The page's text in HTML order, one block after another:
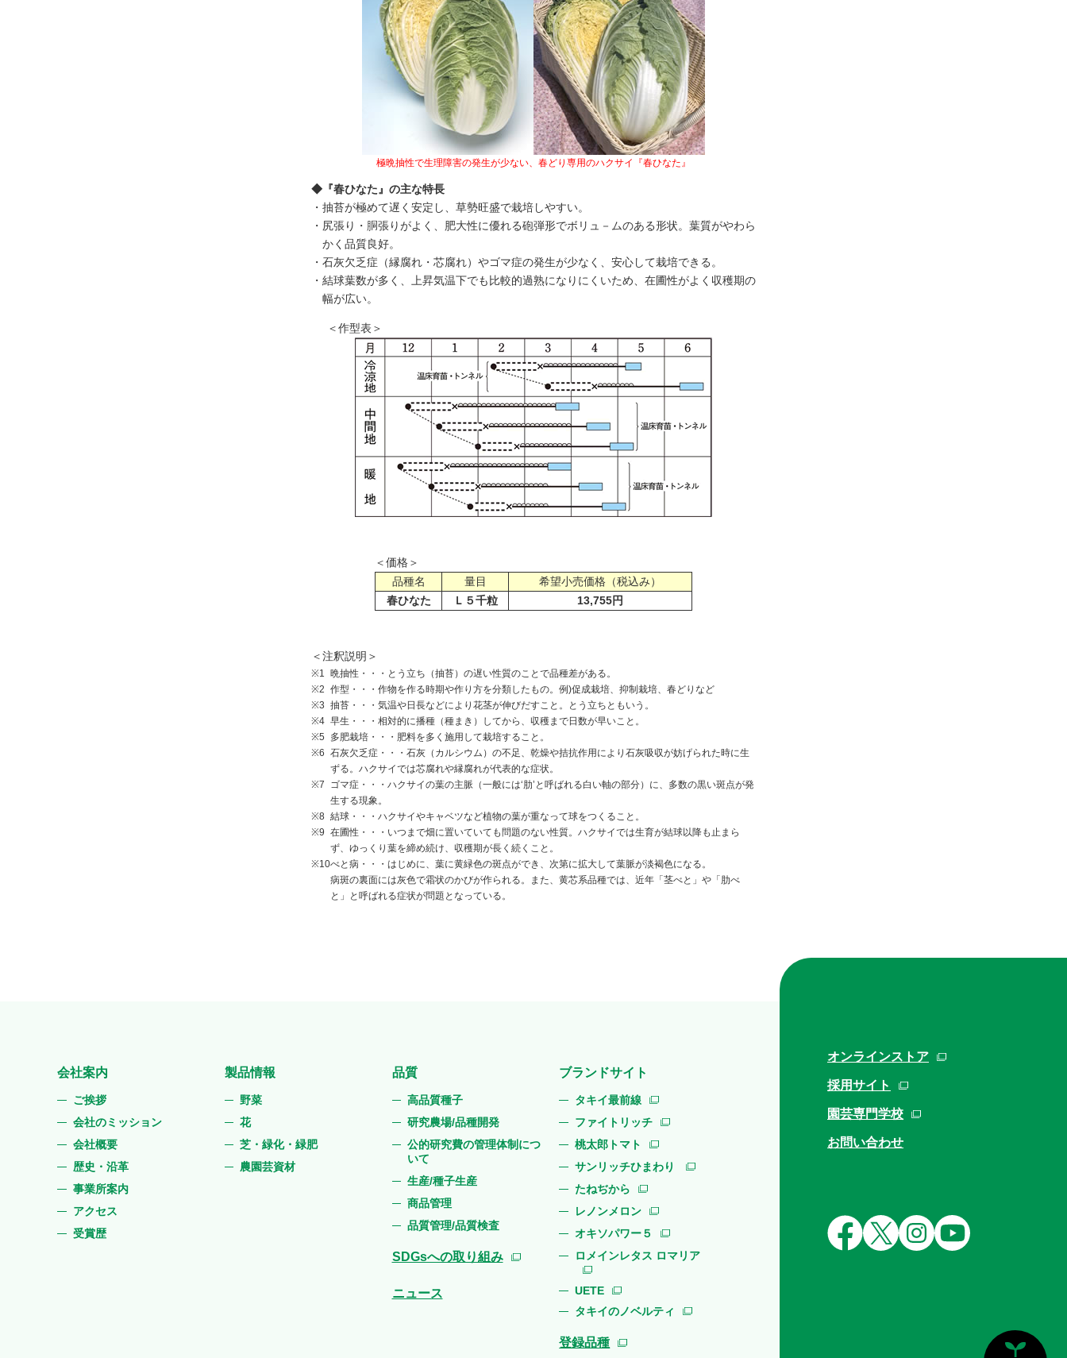
極晩抽性で生理障害の発生が少ない、春どり専用のハクサイ『春ひなた』
◆『春ひなた』の主な特長
・ 抽苔が極めて遅く安定し、草勢旺盛で栽培しやすい。
・ 尻張り・胴張りがよく、肥大性に優れる砲弾形でボリュ－ムのある形状。葉質がやわら
かく品質良好。
・ 石灰欠乏症（縁腐れ・芯腐れ）やゴマ症の発生が少なく、安心して栽培できる。
・ 結球葉数が多く、上昇気温下でも比較的過熟になりにくいため、在圃性がよく収穫期の
幅が広い。
＜作型表＞
＜価格＞
品種名
量目
希望小売価格（税込み）
春ひなた
Ｌ５千粒 13,755円
＜注釈説明＞
※1 晩抽性・・・とう立ち（抽苔）の遅い性質のことで品種差がある。
※2 作型・・・作物を作る時期や作り方を分類したもの。例)促成栽培、抑制栽培、春どりなど
※3 抽苔・・・気温や日長などにより花茎が伸びだすこと。とう立ちともいう。
※4 早生・・・相対的に播種（種まき）してから、収穫まで日数が早いこと。
※5
多肥栽培・・・肥料を多く施用して栽培すること。
※6 石灰欠乏症・・・石灰（カルシウム）の不足、乾燥や拮抗作用により石灰吸収が妨げられた時に生
ずる。ハクサイでは芯腐れや縁腐れが代表的な症状。
※7
ゴマ症・・・ハクサイの葉の主脈（一般には‘肋’と呼ばれる白い軸の部分）に、多数の黒い斑点が発
生する現象。
※8 結球・・・ハクサイやキャベツなど植物の葉が重なって球をつくること。
※9 在圃性・・・いつまで畑に置いていても問題のない性質。ハクサイでは生育が結球以降も止まら
ず、ゆっくり葉を締め続け、収穫期が長く続くこと。
※10べと病・・・はじめに、葉に黄緑色の斑点ができ、次第に拡大して葉脈が淡褐色になる。
病斑の裏面には灰色で霜状のかびが作られる。また、黄芯系品種では、近年「茎べと」や「肋べ
と」と呼ばれる症状が問題となっている。
会社案内
ご挨拶
会社のミッション
会社概要
歴史・沿革
事業所案内
アクセス
受賞歴
製品情報
野菜
花
芝・緑化・緑肥
農園芸資材
品質
高品質種子
研究農場/品種開発
公的研究費の管理体制につ
いて
生産/種子生産
商品管理
品質管理/品質検査
SDGsへの取り組み
ニュース
ブランドサイト
タキイ最前線
ファイトリッチ
桃太郎トマト
サンリッチひまわり
たねぢから
レノンメロン
オキソパワー５
ロメインレタス ロマリア
UETE
タキイのノベルティ
登録品種
オンラインストア
採用サイト
園芸専門学校
お問い合わせ